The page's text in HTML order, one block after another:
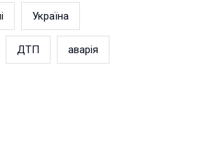
Україна
ДТП аварія